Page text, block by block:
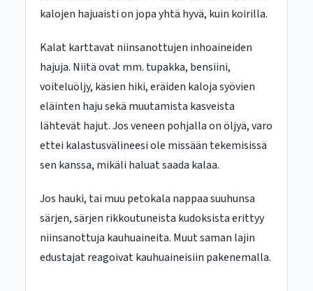
kalojen hajuaisti on jopa yhtä hyvä, kuin koirilla.
Kalat karttavat niinsanottujen inhoaineiden
hajuja. Niitä ovat mm. tupakka, bensiini,
voiteluöljy, käsien hiki, eräiden kaloja syövien
eläinten haju sekä muutamista kasveista
lähtevät hajut. Jos veneen pohjalla on öljyä, varo
ettei kalastusvälineesi ole missään tekemisissä
sen kanssa, mikäli haluat saada kalaa.
Jos hauki, tai muu petokala nappaa suuhunsa
särjen, särjen rikkoutuneista kudoksista erittyy
niinsanottuja kauhuaineita. Muut saman lajin
edustajat reagoivat kauhuaineisiin pakenemalla.